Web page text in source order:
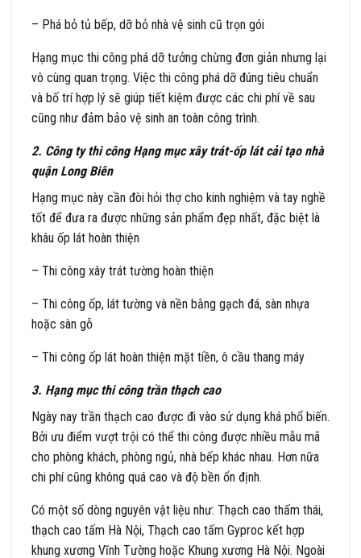
– Phá bỏ tủ bếp, dỡ bỏ nhà vệ sinh cũ trọn gói
Hạng mục thi công phá dỡ tưởng chừng đơn giản nhưng lại
vô cùng quan trọng. Việc thi công phá dỡ đúng tiêu chuẩn
và bố trí hợp lý sẽ giúp tiết kiệm được các chi phí về sau
cũng như đảm bảo vệ sinh an toàn công trình.
2. Công ty thi công Hạng mục xây trát-ốp lát cải tạo nhà
quận Long Biên
Hạng mục này cần đòi hỏi thợ cho kinh nghiệm và tay nghề
tốt để đưa ra được những sản phẩm đẹp nhất, đặc biệt là
khâu ốp lát hoàn thiện
– Thi công xây trát tường hoàn thiện
– Thi công ốp, lát tường và nền bằng gạch đá, sàn nhựa
hoặc sàn gỗ
– Thi công ốp lát hoàn thiện mặt tiền, ô cầu thang máy
3. Hạng mục thi công trần thạch cao
Ngày nay trần thạch cao được đi vào sử dụng khá phổ biến.
Bởi ưu điểm vượt trội có thể thi công được nhiều mẫu mã
cho phòng khách, phòng ngủ, nhà bếp khác nhau. Hơn nữa
chi phí cũng không quá cao và độ bền ổn định.
Có một số dòng nguyên vật liệu như: Thạch cao thấm thái,
thạch cao tấm Hà Nội, Thạch cao tấm Gyproc kết hợp
khung xương Vĩnh Tường hoặc Khung xương Hà Nội. Ngoài